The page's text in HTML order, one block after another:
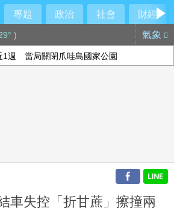
專題 政治 社會
財經
) 氣象
1週 當局關閉爪哇島國家公園
車失控「折甘蔗」擦撞兩